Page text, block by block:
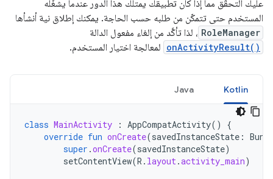
عليك التحقّق مما إذا كان تطبيقك يمتلك هذا الدور عندما يشغّله
المستخدم حتى تتمكّن من طلبه حسب الحاجة. يمكنك إطلاق نية أنشأها
RoleManager ، لذا تأكَّد من إلغاء مفعول الدالة
onActivityResult() لمعالجة اختيار المستخدم.
Kotlin
Java
class MainActivity : AppCompatActivity()
{
override fun onCreate(savedInstanceState :
super .onCreate(savedInstanceState)
setContentView(R . layout.activity_main)